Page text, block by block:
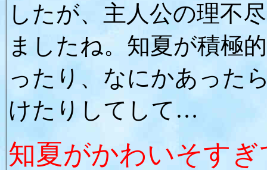
したが、主人公の理不
ましたね。知夏が積極
ったり、なにかあった
けたりしてして…
知夏がかわいそす